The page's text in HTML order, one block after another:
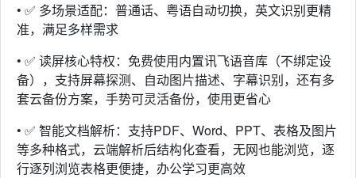
• ✅ 多场景适配：普通话、粤语自动切换，英文识别更精
准，满足多样需求 ​
• ✅ 读屏核心特权：免费使用内置讯飞语音库（不绑定设
备），支持屏幕探测、自动图片描述、字幕识别，还有多
套云备份方案，手势可灵活备份，使用更省心
• ✅ 智能文档解析：支持PDF、Word、PPT、表格及图片
等多种格式，云端解析后结构化查看，无网也能浏览，逐
行逐列浏览表格更便捷，办公学习更高效